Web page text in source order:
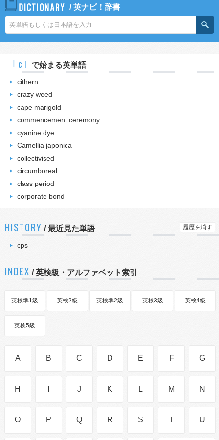
/英ナビ！辞書
｢c｣ で始まる英単語
cithern
crazy weed
cape marigold
commencement ceremony
cyanine dye
Camellia japonica
collectivised
circumboreal
class period
corporate bond
HISTORY /最近見た単語 履歴を消す
cps
INDEX / 英検級・アルファベット索引
英検準1級 英検2級 英検準2級 英検3級 英検4級
英検5級
A B C D E F G
H J K L M N
O P Q R S T U